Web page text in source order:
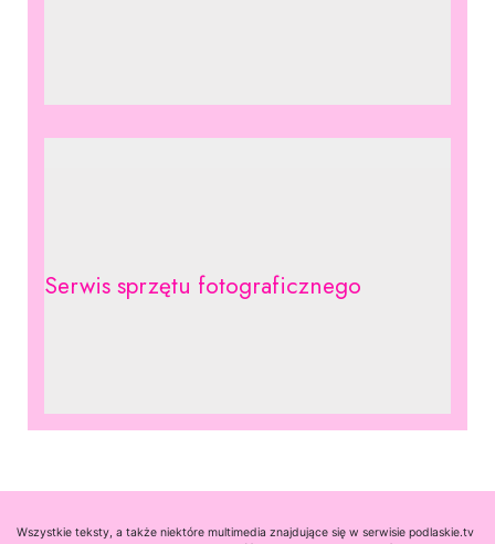
Serwis sprzętu fotograficznego
Wszystkie teksty, a także niektóre multimedia znajdujące się w serwisie podlaskie.tv